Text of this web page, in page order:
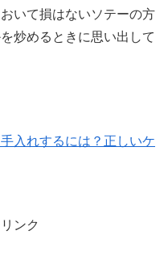
いて損はないソテーの方
炒めるときに思い出して
入れするには？正しいケ
ンク